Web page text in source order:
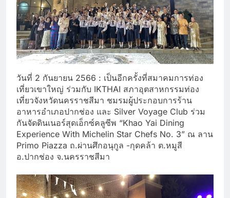
วันที่ 2 กันยายน 2566 : เป็นอีกครั้งที่สมาคมการท่อง
เที่ยวเขาใหญ่ ร่วมกับ IKTHAI สภาอุตสาหกรรมท่อง
เที่ยวจังหวัดนครราชสีมา ชมรมผู้ประกอบการร้าน
อาหารอำเภอปากช่อง และ Silver Voyage Club ร่วม
กันจัดดินเนอร์สุดเอ็กซ์คลูซีพ “Khao Yai Dining
Experience With Michelin Star Chefs No. 3” ณ ลาน
Primo Piazza ถ.ผ่านศึกอนุกูล -กุดคล้า ต.หมูสี
อ.ปากช่อง จ.นครราชสีมา